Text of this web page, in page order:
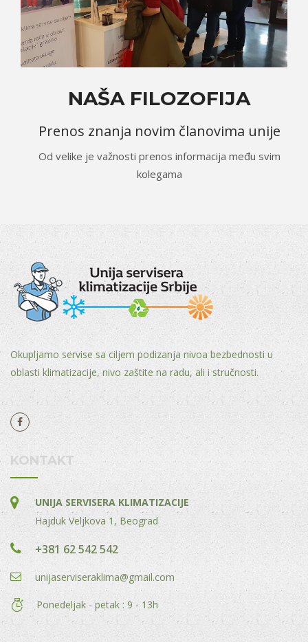
NAŠA FILOZOFIJA
Prenos znanja novim članovima unije
Od velike je važnosti prenos informacija među svim
kolegama
Okupljamo servise sa ciljem podizanja nivoa bezbednosti u
oblasti klimatizacije, nivo zaštite na radu, ali i stručnosti.
KONTAKT
UNIJA SERVISERA KLIMATIZACIJE
Hajduk Veljkova 1, Beograd
+381 62 542 542
unijaserviseraklima@gmail.com
Ponedeljak - petak : 9 - 13h